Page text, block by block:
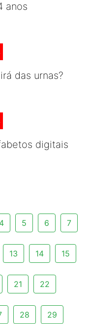
anos
das urnas?
digitais
4 5 6 7
13 14 15
21 22
28 29